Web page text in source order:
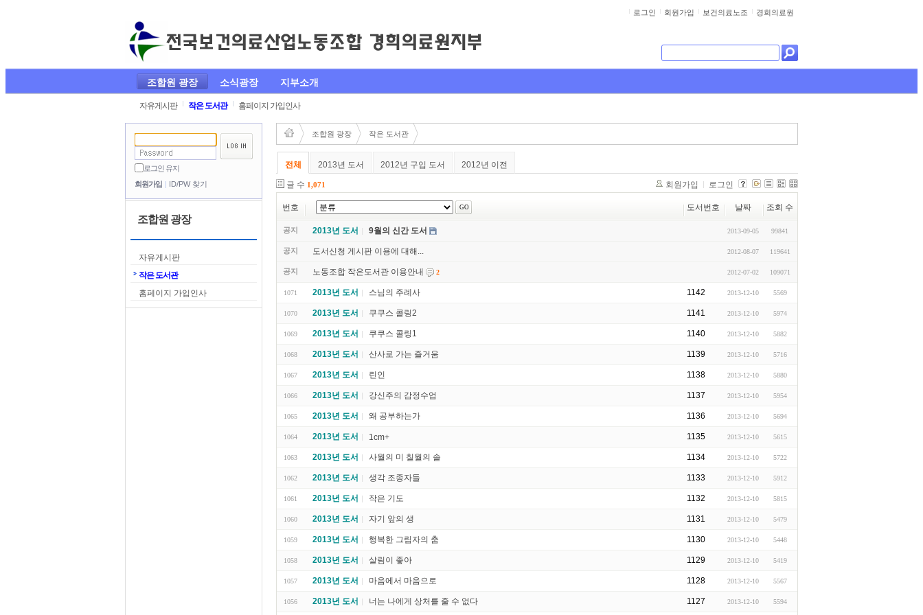
로그인 회원가입 보건의료노조 경희의료원
조합원 광장 소식광장 지부소개
자유게시판 작은 도서관 홈페이지 가입인사
로그인 유지
회원가입
ID/PW 찾기
조합원 광장
자유게시판
작은 도서관
홈페이지 가입인사
조합원 광장 작은 도서관
전체 2013년 도서 2012년 구입 도서 2012년 이전
글 수 1,071 회원가입 로그인
번호 도서번호 날짜 조회 수
공지 2013년 도서 9월의 신간 도서 2013-09-05 99841
공지 도서신청 게시판 이용에 대해... 2012-08-07 119641
공지 노동조합 작은도서관 이용안내 2 2012-07-02 109071
1071 2013년 도서 스님의 주례사 1142 2013-12-10 5569
1070 2013년 도서 쿠쿠스 콜링2 1141 2013-12-10 5974
1069 2013년 도서 쿠쿠스 콜링1 1140 2013-12-10 5882
1068 2013년 도서 산사로 가는 즐거움 1139 2013-12-10 5716
1067 2013년 도서 린인 1138 2013-12-10 5880
1066 2013년 도서 강신주의 감정수업 1137 2013-12-10 5954
1065 2013년 도서 왜 공부하는가 1136 2013-12-10 5694
1064 2013년 도서 1cm+ 1135 2013-12-10 5615
1063 2013년 도서 사월의 미 칠월의 솔 1134 2013-12-10 5722
1062 2013년 도서 생각 조종자들 1133 2013-12-10 5912
1061 2013년 도서 작은 기도 1132 2013-12-10 5815
1060 2013년 도서 자기 앞의 생 1131 2013-12-10 5479
1059 2013년 도서 행복한 그림자의 춤 1130 2013-12-10 5448
1058 2013년 도서 살림이 좋아 1129 2013-12-10 5419
1057 2013년 도서 마음에서 마음으로 1128 2013-12-10 5567
1056 2013년 도서 너는 나에게 상처를 줄 수 없다 1127 2013-12-10 5594